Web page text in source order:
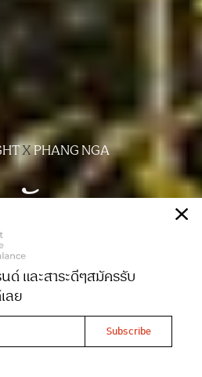
XPHANG NGA
งงา
เปรมวดี ปานทอง
2023Views 7936
ด์ และสาระดีๆสมัครรับ
ลย